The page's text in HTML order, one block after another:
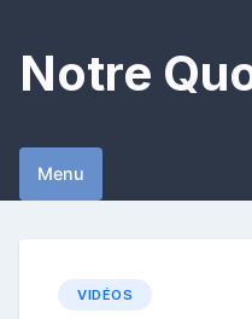
content
Notre
Menu
VIDÉOS